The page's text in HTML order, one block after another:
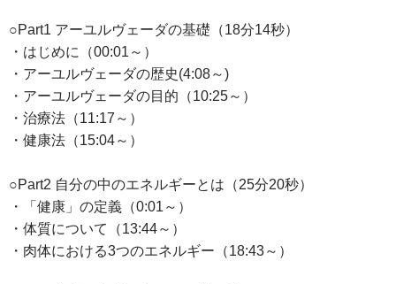
○Part1 アーユルヴェーダの基礎（18分14秒）
・はじめに（00:01～）
・アーユルヴェーダの歴史(4:08～)
・アーユルヴェーダの目的（10:25～）
・治療法（11:17～）
・健康法（15:04～）
○Part2 自分の中のエネルギーとは（25分20秒）
・「健康」の定義（0:01～）
・体質について（13:44～）
・肉体における3つのエネルギー（18:43～）